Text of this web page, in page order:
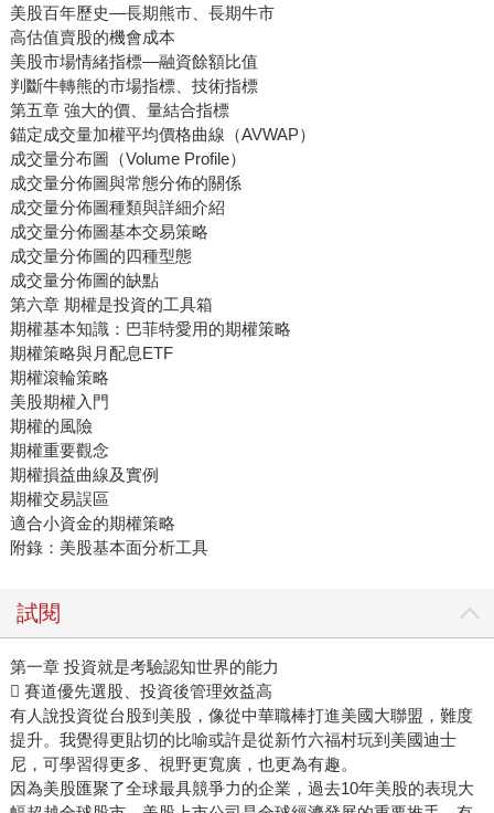
美股百年歷史—長期熊市、長期牛市
高估值賣股的機會成本
美股市場情緒指標—融資餘額比值
判斷牛轉熊的市場指標、技術指標
第五章 強大的價、量結合指標
錨定成交量加權平均價格曲線（AVWAP）
成交量分布圖（Volume Profile）
成交量分佈圖與常態分佈的關係
成交量分佈圖種類與詳細介紹
成交量分佈圖基本交易策略
成交量分佈圖的四種型態
成交量分佈圖的缺點
第六章 期權是投資的工具箱
期權基本知識：巴菲特愛用的期權策略
期權策略與月配息ETF
期權滾輪策略
美股期權入門
期權的風險
期權重要觀念
期權損益曲線及實例
期權交易誤區
適合小資金的期權策略
附錄：美股基本面分析工具
試閱
第一章 投資就是考驗認知世界的能力
 賽道優先選股、投資後管理效益高
有人說投資從台股到美股，像從中華職棒打進美國大聯盟，難度
提升。我覺得更貼切的比喻或許是從新竹六福村玩到美國迪士
尼，可學習得更多、視野更寬廣，也更為有趣。
因為美股匯聚了全球最具競爭力的企業，過去10年美股的表現大